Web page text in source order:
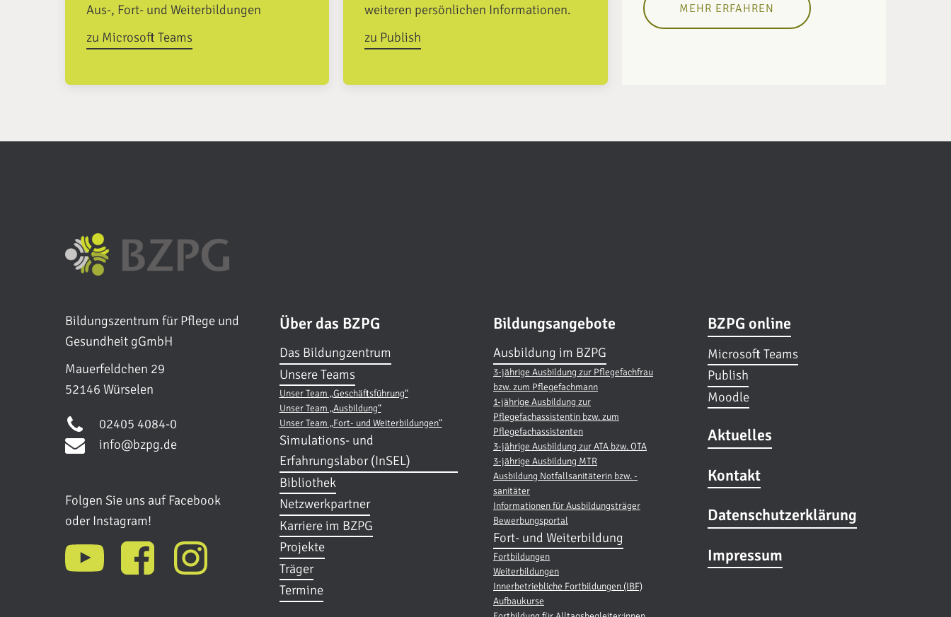
Aus-, Fort- und Weiterbildungen
zu Microsoft Teams
weiteren persönlichen Informationen.
zu Publish
MEHR ERFAHREN
Bildungszentrum für Pflege und
Gesundheit gGmbH
Mauerfeldchen 29
52146 Würselen
02405 4084-0
info@bzpg.de
Folgen Sie uns auf Facebook
oder Instagram!
Über das BZPG
Das Bildungzentrum
Unsere Teams
Unser Team „Geschäftsführung“
Unser Team „Ausbildung“
Unser Team „Fort- und Weiterbildungen“
Simulations- und
Erfahrungslabor (InSEL)
Bibliothek
Netzwerkpartner
Karriere im BZPG
Projekte
Träger
Termine
Bildungsangebote
Ausbildung im BZPG
3-jährige Ausbildung zur Pflegefachfrau
bzw. zum Pflegefachmann
1-jährige Ausbildung zur
Pflegefachassistentin bzw. zum
Pflegefachassistenten
3-jährige Ausbildung zur ATA bzw. OTA
3-jährige Ausbildung MTR
Ausbildung Notfallsanitäterin bzw. -
sanitäter
Informationen für Ausbildungsträger
Bewerbungsportal
Fort- und Weiterbildung
Fortbildungen
Weiterbildungen
Innerbetriebliche Fortbildungen (IBF)
Aufbaukurse
BZPG online
Microsoft Teams
Publish
Moodle
Aktuelles
Kontakt
Datenschutzerklärung
Impressum